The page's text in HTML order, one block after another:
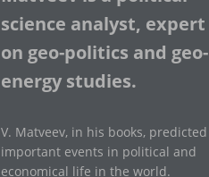
science analyst, expert
on geo-politics and geo-
energy studies.
V. Matveev, in his books, predicted
important events in political and
economical life in the world.